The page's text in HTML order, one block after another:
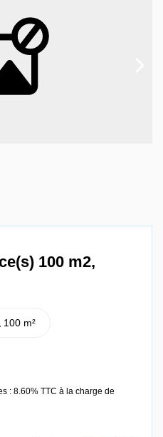
100 m2,
100 m²
: 8.60% TTC à la charge de